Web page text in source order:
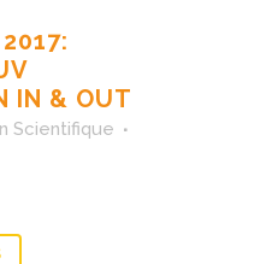
IN & OUT
Scientifique